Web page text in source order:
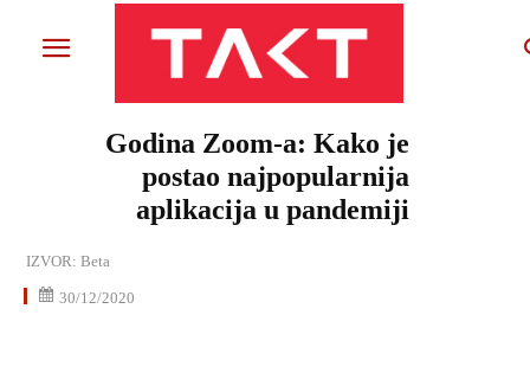
Godina Zoom-a: Kako je
postao najpopularnija
aplikacija u pandemiji
IZVOR: Beta
30/12/2020